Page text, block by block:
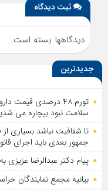
ثبت دیدگاه
دیدگاهها بسته است.
جدیدترین
تورم ۴۸ درصدی
سلامت نبود بیچاره می
تا شفافیت نباشد بسیاری
جمهور بعدی باید اجرای
پیام دکتر عبدالرضا عزیزی
بیانیه مجمع نمایندگان